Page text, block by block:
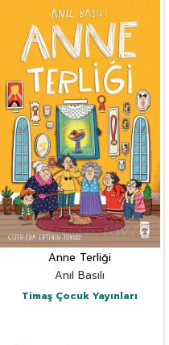
Anne Terliği
Anıl Basılı
Timaş Çocuk Yayınları